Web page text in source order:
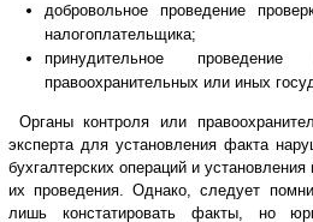
добровольное проведение
налогоплательщика;
принудительное
правоохранительных или иных
Органы контроля или
эксперта для установления факта
бухгалтерских операций и
их проведения. Однако, следует
лишь констатировать факты, но